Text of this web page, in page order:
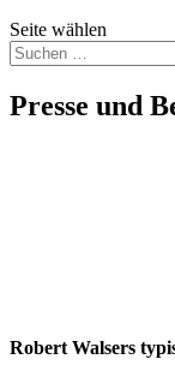
Seite wählen
Presse und
Robert Walsers